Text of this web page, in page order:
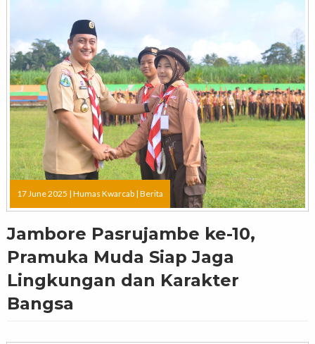
17 June 2025 | Humas Kwarcab | Berita
Jambore Pasrujambe ke-10,
Pramuka Muda Siap Jaga
Lingkungan dan Karakter
Bangsa